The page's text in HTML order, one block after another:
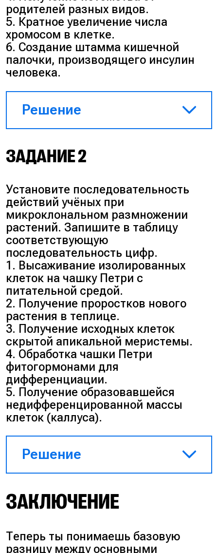
родителей разных видов.
5. Кратное увеличение числа
хромосом в клетке.
6. Создание штамма кишечной
палочки, производящего инсулин
человека.
Решение
клеточную инженерию
(пересадка ядер — это
описывают традиционную
селекцию (отдалённая
гибридизация и искусственная
полиплоидия). Оставшиеся три
описывают прямые
манипуляции с ДНК, что
относится к генной инженерии.
Ответ: 236.
ЗАДАНИЕ 2
Установите последовательность
действий учёных при
микроклональном размножении
растений. Запишите в таблицу
соответствующую
последовательность цифр.
1. Высаживание изолированных
клеток на чашку Петри с
питательной средой.
2. Получение проростков нового
растения в теплице.
3. Получение исходных клеток
скрытой апикальной меристемы.
4. Обработка чашки Петри
фитогормонами для
дифференциации.
5. Получение образовавшейся
недифференцированной массы
клеток (каллуса).
Решение
(образовательная ткань), её
помещают в питательную
бесформенный каллус, который
с помощью гормонов
ЗАКЛЮЧЕНИЕ
Теперь ты понимаешь базовую
разницу между основными